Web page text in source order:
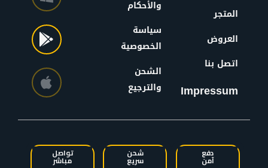
المتجر
العروض
اتصل بنا
Impressum
والأحكام
سياسة
الخصوصية
الشحن
والترجيع
دفع
آمن
شحن
سريع
تواصل
مباشر